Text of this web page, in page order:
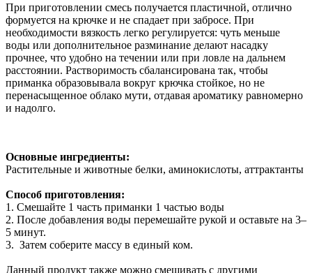
При приготовлении смесь получается пластичной, отлично
формуется на крючке и не спадает при забросе. При
необходимости вязкость легко регулируется: чуть меньше
воды или дополнительное разминание делают насадку
прочнее, что удобно на течении или при ловле на дальнем
расстоянии. Растворимость сбалансирована так, чтобы
приманка образовывала вокруг крючка стойкое, но не
перенасыщенное облако мути, отдавая ароматику равномерно
и надолго.
Основные ингредиенты:
Растительные и животные белки, аминокислоты, аттрактанты
Способ приготовления:
1. Смешайте 1 часть приманки 1 частью воды
2. После добавления воды перемешайте рукой и оставьте на 3–
5 минут.
3. Затем соберите массу в единый ком.
Данный продукт также можно смешивать с другими